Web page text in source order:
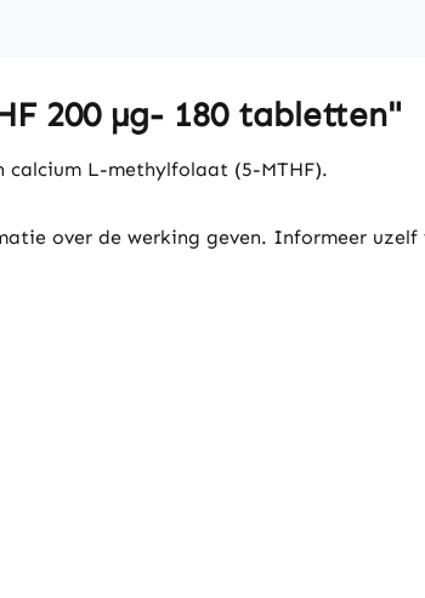
200 µg- 180 tabletten"
calcium L-methylfolaat (5-MTHF).
over de werking geven. Informeer